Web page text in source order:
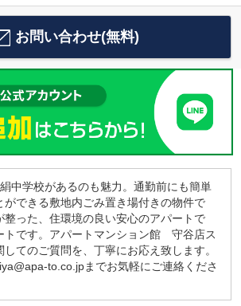
お問い合わせ(無料)
中学校があるのも魅力。通勤前にも簡単
ができる敷地内ごみ置き場付きの物件で
整った、住環境の良い安心のアパートで
トです。アパートマンション館 守谷店ス
てのご質問を、丁寧にお応え致します。
to.co.jpまでお気軽にご連絡くださ